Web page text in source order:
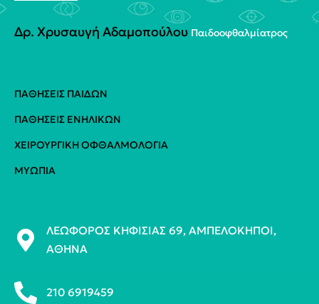
Δρ. Χρυσαυγή Αδαμοπούλου Παιδοoφθαλμίατρος
ΠΑΘΉΣΕΙΣ ΠΑΊΔΩΝ
ΠΑΘΉΣΕΙΣ ΕΝΗΛΊΚΩΝ
ΧΕΙΡΟΥΡΓΙΚΉ ΟΦΘΑΛΜΟΛΟΓΊΑ
ΜΥΩΠΊΑ
ΛΕΩΦΌΡΟΣ ΚΗΦΙΣΊΑΣ 69, ΑΜΠΕΛΌΚΗΠΟΙ,
ΑΘΉΝΑ
210 6919459